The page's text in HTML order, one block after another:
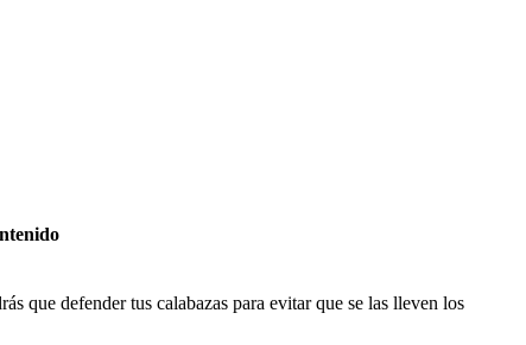
que defender tus calabazas para evitar que se las lleven los